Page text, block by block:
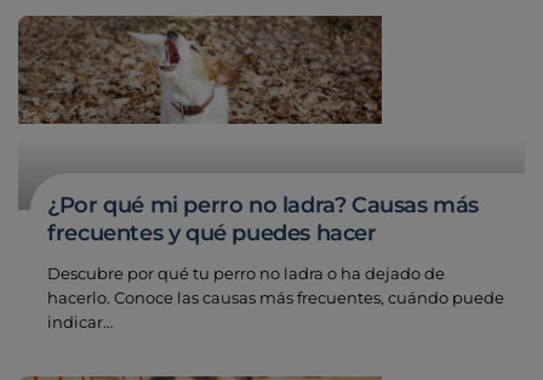
¿Por qué mi perro no ladra? Causas más
frecuentes y qué puedes hacer
Descubre por qué tu perro no ladra o ha dejado de
hacerlo. Conoce las causas más frecuentes, cuándo puede
indicar…